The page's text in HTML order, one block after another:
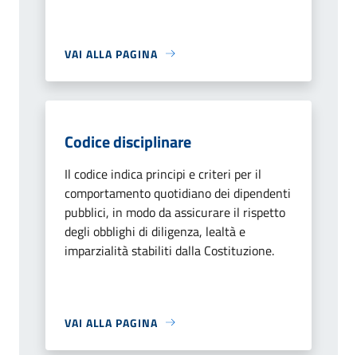
VAI ALLA PAGINA
Codice disciplinare
Il codice indica principi e criteri per il
comportamento quotidiano dei dipendenti
pubblici, in modo da assicurare il rispetto
degli obblighi di diligenza, lealtà e
imparzialità stabiliti dalla Costituzione.
VAI ALLA PAGINA